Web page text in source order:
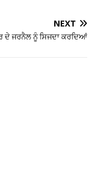
NEXT
ਦੇ ਜਰਨੈਲ ਨੂੰ ਸਿਜਦਾ ਕਰਦਿਆਂ